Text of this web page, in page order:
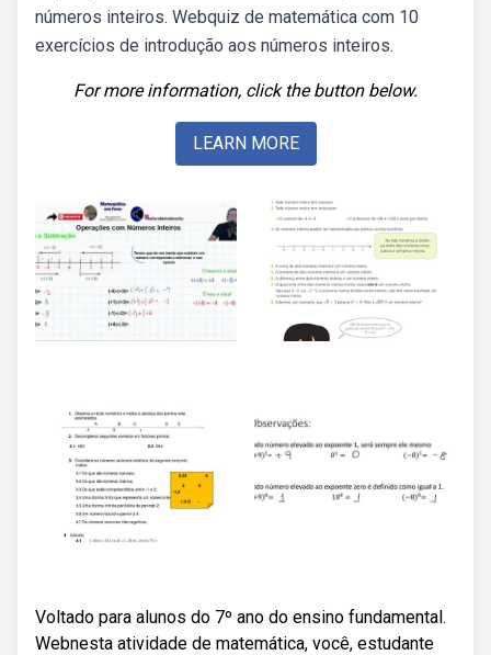
números inteiros. Webquiz de matemática com 10
exercícios de introdução aos números inteiros.
For more information, click the button below.
LEARN MORE
Voltado para alunos do 7º ano do ensino fundamental.
Webnesta atividade de matemática, você, estudante